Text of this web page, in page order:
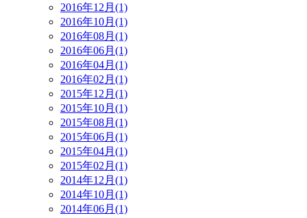
2016年12月(1)
2016年10月(1)
2016年08月(1)
2016年06月(1)
2016年04月(1)
2016年02月(1)
2015年12月(1)
2015年10月(1)
2015年08月(1)
2015年06月(1)
2015年04月(1)
2015年02月(1)
2014年12月(1)
2014年10月(1)
2014年06月(1)